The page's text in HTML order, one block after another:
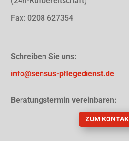
Fax: 0208 627354
Schreiben Sie uns:
info@sensus-pflegedienst.de
Beratungstermin vereinbaren:
ZUM